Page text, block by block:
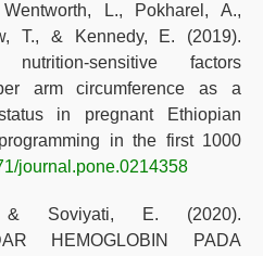
L., Pokharel, A.,
T., & Kennedy, E. (2019).
sensitive factors
arm circumference as a
in pregnant Ethiopian
in the first 1000
journal.pone.0214358
Soviyati, E. (2020).
HEMOGLOBIN PADA